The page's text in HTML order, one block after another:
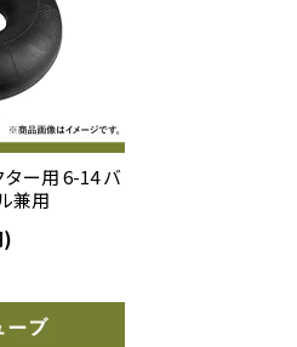
ー用 6-14 バ
兼用
)